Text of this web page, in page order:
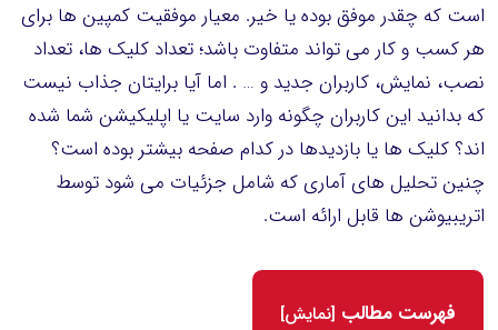
است که چقدر موفق بوده یا خیر. معیار موفقیت کمپین ها برای
هر کسب و کار می تواند متفاوت باشد؛ تعداد کلیک ها، تعداد
نصب، نمایش، کاربران جدید و … . اما آیا برایتان جذاب نیست
که بدانید این کاربران چگونه وارد سایت یا اپلیکیشن شما شده
اند؟ کلیک ها یا بازدیدها در کدام صفحه بیشتر بوده است؟
چنین تحلیل های آماری که شامل جزئیات می شود توسط
اتریبیوشن ها قابل ارائه است.
فهرست مطالب [نمایش]